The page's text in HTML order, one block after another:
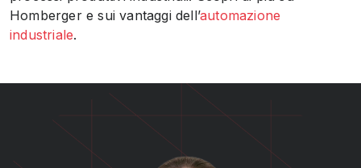
Homberger e sui vantaggi dell’automazione
industriale.